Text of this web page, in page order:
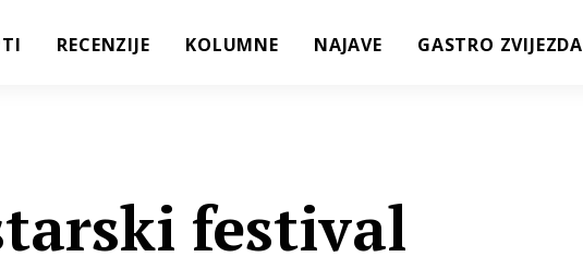
RECENZIJE KOLUMNE NAJAVE GASTRO ZVIJEZDA
festival